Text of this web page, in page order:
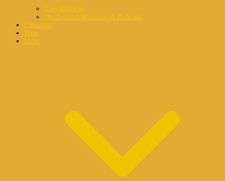
Live Kalender
On-Demand-Webinare & Podcasts
Eintragen
Blog
Mehr